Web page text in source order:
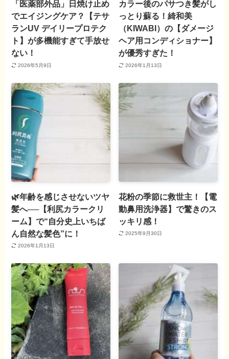
「医薬部外品」日焼け止め
でエイジングケア？【テサ
ランUV デイリープロテク
ト】が多機能すぎて手放せ
ない！
2026年5月9日
カラー後のパサつき髪がし
っとり蘇る！綺和美
（KIWABI）の【ダメージ
ヘア用コンディショナー】
が優秀すぎた！
2026年1月13日
🌿年齢を感じさせないツヤ
髪へ──【利尻カラークリ
ーム】で“自分史上いちば
ん自然な髪色”に！
2026年1月13日
花粉の季節に救世主！【電
動鼻用洗浄器】で驚きのス
ッキリ感！
2025年9月30日